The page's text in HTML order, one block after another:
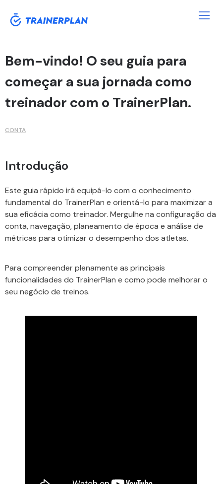
Bem-vindo! O seu guia para
começar a sua jornada como
treinador com o TrainerPlan.
CONTA
Introdução
Este guia rápido irá equipá-lo com o conhecimento
fundamental do TrainerPlan e orientá-lo para maximizar a
sua eficácia como treinador. Mergulhe na configuração da
conta, navegação, planeamento de época e análise de
métricas para otimizar o desempenho dos atletas.
Para compreender plenamente as principais
funcionalidades do TrainerPlan e como pode melhorar o
seu negócio de treinos.